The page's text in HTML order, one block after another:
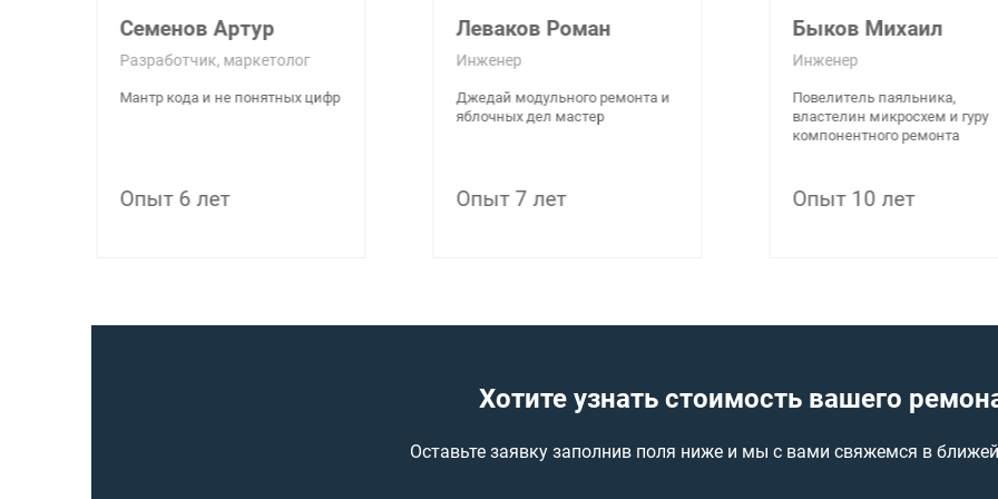
Семенов Артур
Разработчик, маркетолог
Мантр кода и не понятных цифр
Опыт 6 лет
Леваков Роман
Инженер
Джедай модульного ремонта и
яблочных дел мастер
Опыт 7 лет
Быков Михаил
Инженер
Повелитель паяльника,
властелин микросхем и гуру
компонентного ремонта
Опыт 10 лет
Хотите узнать стоимость вашего
Оставьте заявку заполнив поля ниже и мы с вами свяжемся в